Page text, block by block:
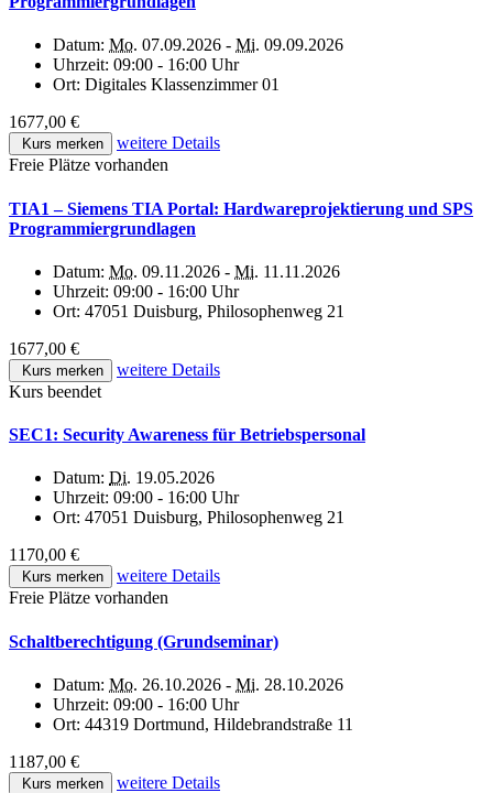
Datum: Mo. 07.09.2026 - Mi. 09.09.2026
Uhrzeit: 09:00 - 16:00 Uhr
Ort: Digitales Klassenzimmer 01
1677,00 €
Kurs merken
weitere Details
Freie Plätze vorhanden
TIA1 – Siemens TIA Portal: Hardwareprojektierung und SPS
Programmiergrundlagen
Datum: Mo. 09.11.2026 - Mi. 11.11.2026
Uhrzeit: 09:00 - 16:00 Uhr
Ort: 47051 Duisburg, Philosophenweg 21
1677,00 €
Kurs merken
weitere Details
Kurs beendet
SEC1: Security Awareness für Betriebspersonal
Datum: Di. 19.05.2026
Uhrzeit: 09:00 - 16:00 Uhr
Ort: 47051 Duisburg, Philosophenweg 21
1170,00 €
Kurs merken
weitere Details
Freie Plätze vorhanden
Schaltberechtigung (Grundseminar)
Datum: Mo. 26.10.2026 - Mi. 28.10.2026
Uhrzeit: 09:00 - 16:00 Uhr
Ort: 44319 Dortmund, Hildebrandstraße 11
1187,00 €
Kurs merken
weitere Details